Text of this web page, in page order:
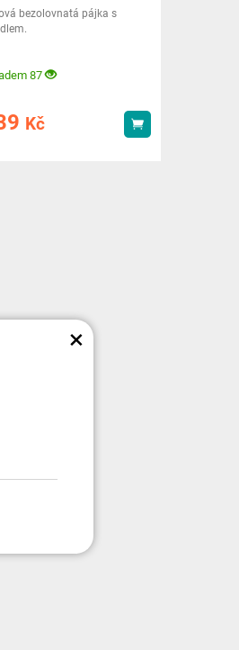
×
bezolovnatá pájka s
87
Kč Koupit